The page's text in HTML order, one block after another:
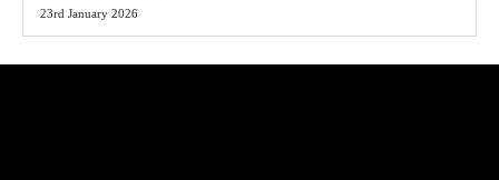
23rd January 2026